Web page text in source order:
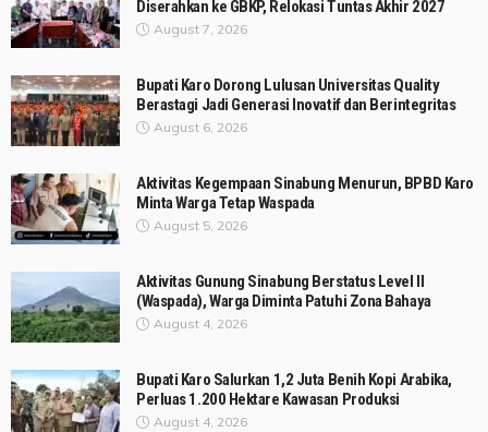
Diserahkan ke GBKP, Relokasi Tuntas Akhir 2027
August 7, 2026
Bupati Karo Dorong Lulusan Universitas Quality
Berastagi Jadi Generasi Inovatif dan Berintegritas
August 6, 2026
Aktivitas Kegempaan Sinabung Menurun, BPBD Karo
Minta Warga Tetap Waspada
August 5, 2026
Aktivitas Gunung Sinabung Berstatus Level II
(Waspada), Warga Diminta Patuhi Zona Bahaya
August 4, 2026
Bupati Karo Salurkan 1,2 Juta Benih Kopi Arabika,
Perluas 1.200 Hektare Kawasan Produksi
August 4, 2026